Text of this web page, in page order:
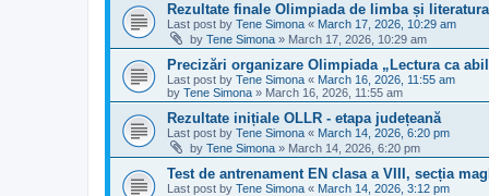
Rezultate finale Olimpiada de limba și
Last post by Tene Simona « March 17, 2026, 10:29 am
by Tene Simona » March 17, 2026, 10:29 am
Precizări organizare Olimpiada „Lectura ca
Last post by Tene Simona « March 16, 2026, 11:55 am
by Tene Simona » March 16, 2026, 11:55 am
Rezultate inițiale OLLR - etapa județeană
Last post by Tene Simona « March 14, 2026, 6:20 pm
by Tene Simona » March 14, 2026, 6:20 pm
Test de antrenament EN clasa a VIII, secția
Last post by Tene Simona « March 14, 2026, 3:12 pm